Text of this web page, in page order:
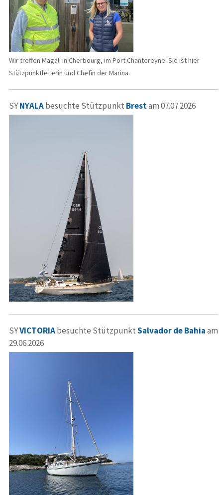
Wir treffen Magali in Cherbourg, im Port Chantereyne. Sie ist hier
Stützpunktleiterin und Chefin der Marina.
SYNYALAbesuchte Stützpunkt Brestam 07.07.2026
SYVICTORIAbesuchte StützpunktSalvador de Bahiaam
29.06.2026